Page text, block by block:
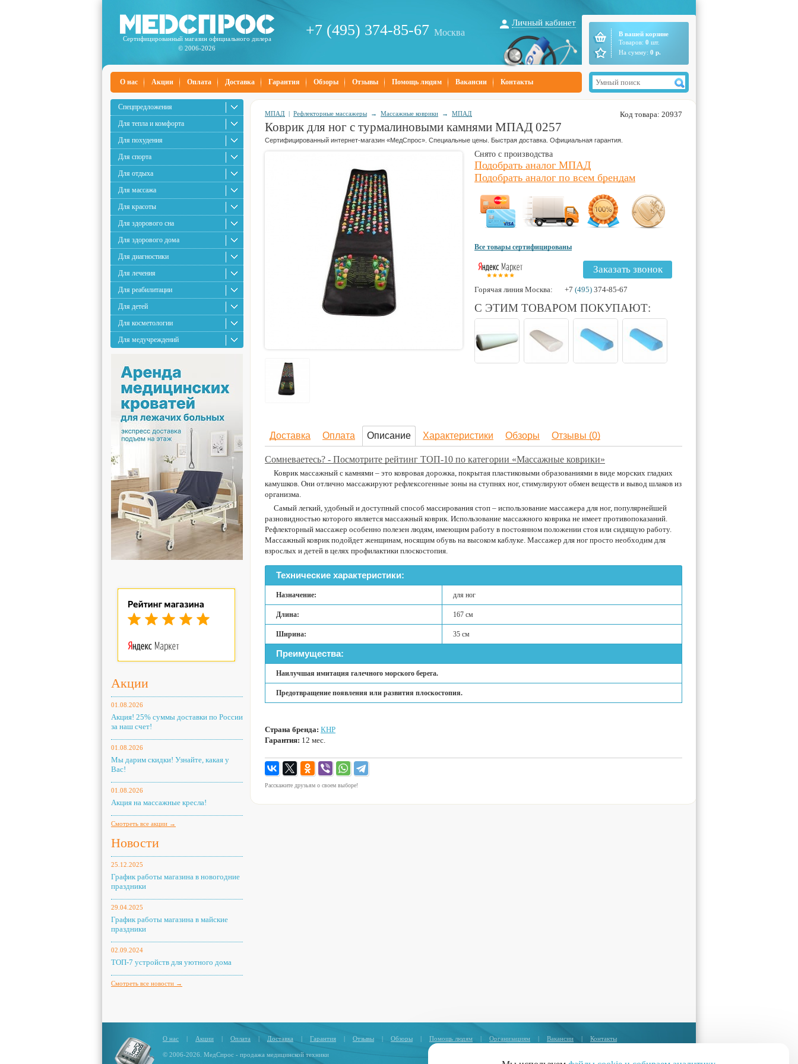
Сертифицированный магазин официального дилера
© 2006-2026
+7 (495) 374-85-67 Москва
Личный кабинет
В вашей корзине
Товаров: 0 шт.
На сумму: 0 р.
О нас Акции Оплата Доставка Гарантия Обзоры Отзывы Помощь людям Вакансии Контакты
Спецпредложения
Для тепла и комфорта
Для похудения
Для спорта
Для отдыха
Для массажа
Для красоты
Для здорового сна
Для здорового дома
Для диагностики
Для лечения
Для реабилитации
Для детей
Для косметологии
Для медучреждений
Акции
01.08.2026
Акция! 25% суммы доставки по России
за наш счет!
01.08.2026
Мы дарим скидки! Узнайте, какая у
Вас!
01.08.2026
Акция на массажные кресла!
Смотреть все акции →
Новости
25.12.2025
График работы магазина в новогодние
праздники
29.04.2025
График работы магазина в майские
праздники
02.09.2024
ТОП-7 устройств для уютного дома
Смотреть все новости →
Код товара: 20937
МПАД | Рефлекторные массажеры → Массажные коврики → МПАД
Коврик для ног с турмалиновыми камнями МПАД 0257
Сертифицированный интернет-магазин «МедСпрос». Специальные цены. Быстрая доставка. Официальная гарантия.
Снято с производства
Подобрать аналог МПАД
Подобрать аналог по всем брендам
Все товары сертифицированы
Заказать звонок
Горячая линия Москва: +7 (495) 374-85-67
С ЭТИМ ТОВАРОМ ПОКУПАЮТ:
Доставка Оплата Описание Характеристики Обзоры Отзывы (0)
Сомневаетесь? - Посмотрите рейтинг ТОП-10 по категории «Массажные коврики»
Коврик массажный с камнями – это ковровая дорожка, покрытая пластиковыми образованиями в виде морских гладких
камушков. Они отлично массажируют рефлексогенные зоны на ступнях ног, стимулируют обмен веществ и вывод шлаков из
организма.
Самый легкий, удобный и доступный способ массирования стоп – использование массажера для ног, популярнейшей
разновидностью которого является массажный коврик. Использование массажного коврика не имеет противопоказаний.
Рефлекторный массажер особенно полезен людям, имеющим работу в постоянном положении стоя или сидящую работу.
Массажный коврик подойдет женщинам, носящим обувь на высоком каблуке. Массажер для ног просто необходим для
взрослых и детей в целях профилактики плоскостопия.
Технические характеристики:
Назначение: для ног
Длина: 167 см
Ширина: 35 см
Преимущества:
Наилучшая имитация галечного морского берега.
Предотвращение появления или развития плоскостопия.
Страна бренда: КНР
Гарантия: 12 мес.
Расскажите друзьям о своем выборе!
О нас | Акции | Оплата | Доставка | Гарантия | Отзывы | Обзоры | Помощь людям | Организациям | Вакансии | Контакты
© 2006-2026. МедСпрос - продажа медицинской техники